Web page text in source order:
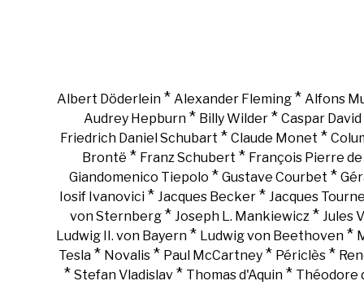
Albert Döderlein* Alexander Fleming* Alfons
Audrey Hepburn* Billy Wilder* Caspar
Friedrich Daniel Schubart * Claude Monet *
Brontë * Franz Schubert * François Pierre
Giandomenico Tiepolo * Gustave Courbet *
Iosif Ivanovici * Jacques Becker * Jacques
von Sternberg * Joseph L. Mankiewicz * Jules
Ludwig II. von Bayern * Ludwig von Beethoven *
Tesla * Novalis * Paul McCartney * Périclès *
* Stefan Vladislav * Thomas d'Aquin * Théodore